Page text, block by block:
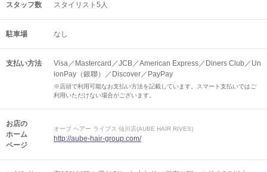
スタッフ数 スタイリスト5人
駐車場 なし
支払い方法
Visa／Mastercard／JCB／American Express／Diners Club／Un
ionPay（銀聯）／Discover／PayPay
※店頭で利用可能なお支払い方法を記載しています。スマート支払いではご
利用いただけない場合がございます。
お店の
ホーム
ページ
オーブ ヘアー ライブス 仙川店(AUBE HAIR RIVES)
http://aube-hair-group.com/